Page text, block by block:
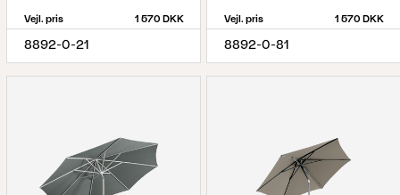
Vejl. pris 1 570 DKK
8892-0-21
Vejl. pris 1 570 DKK
8892-0-81